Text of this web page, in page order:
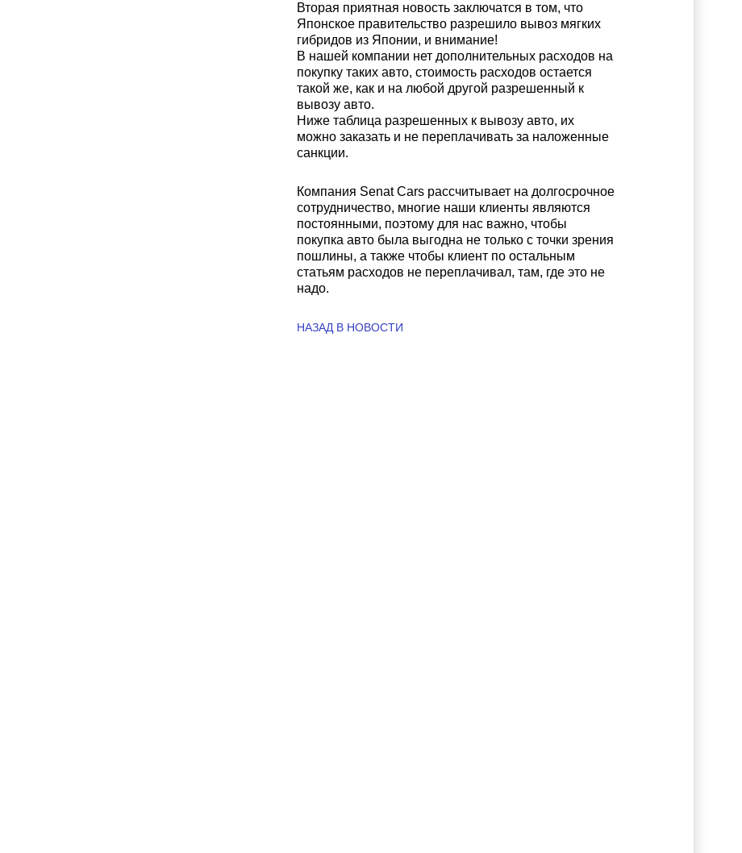
Вторая приятная новость заключатся в том, что
Японское правительство разрешило вывоз мягких
гибридов из Японии, и внимание!
В нашей компании нет дополнительных расходов на
покупку таких авто, стоимость расходов остается
такой же, как и на любой другой разрешенный к
вывозу авто.
Ниже таблица разрешенных к вывозу авто, их
можно заказать и не переплачивать за наложенные
санкции.
Компания Senat Cars рассчитывает на долгосрочное
сотрудничество, многие наши клиенты являются
постоянными, поэтому для нас важно, чтобы
покупка авто была выгодна не только с точки зрения
пошлины, а также чтобы клиент по остальным
статьям расходов не переплачивал, там, где это не
надо.
НАЗАД В НОВОСТИ